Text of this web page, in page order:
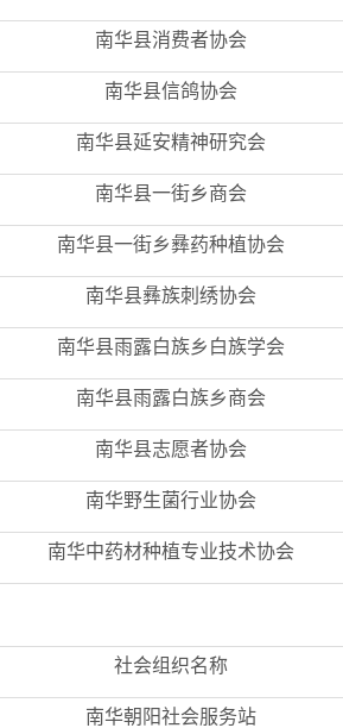
南华县消费者协会
南华县信鸽协会
南华县延安精神研究会
南华县一街乡商会
南华县一街乡彝药种植协会
南华县彝族刺绣协会
南华县雨露白族乡白族学会
南华县雨露白族乡商会
南华县志愿者协会
南华野生菌行业协会
南华中药材种植专业技术协会
社会组织名称
南华朝阳社会服务站